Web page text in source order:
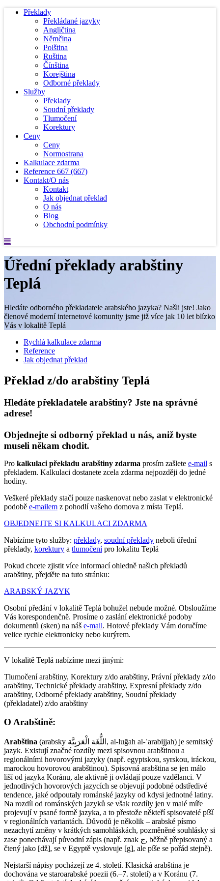
Překlady
Překládané jazyky
Angličtina
Němčina
Polština
Ruština
Čínština
Korejština
Odborné překlady
Služby
Překlady
Soudní překlady
Tlumočení
Korektury
Ceny
Ceny
Normostrana
Kalkulace zdarma
Reference 667 (667)
Kontakt/O nás
Kontakt
Jak objednat překlad
O nás
Blog
Obchodní podmínky
Úřední překlady arabštiny
Teplá
Hledáte odborného překladatele arabského jazyka? Našli jste! Jako
členové moderní internetové komunity jsme již více jak 10 let blízko
Vás v lokalitě Teplá
Rychlá kalkulace zdarma
Reference
Jak objednat překlad
Překlad z/do arabštiny Teplá
Hledáte překladatele arabštiny? Jste na správné
adrese!
Objednejte si odborný překlad u nás, aniž byste
museli někam chodit.
Pro kalkulaci překladu arabštiny zdarma prosím zašlete e-mail s
překladem. Kalkulaci dostanete zcela zdarma nejpozději do jedné
hodiny.
Veškeré překlady stačí pouze naskenovat nebo zaslat v elektronické
podobě e-mailem z pohodlí vašeho domova z místa Teplá.
OBJEDNEJTE SI KALKULACI ZDARMA
Nabízíme tyto služby: překlady, soudní překlady neboli úřední
překlady, korektury a tlumočenípro lokalitu Teplá
Pokud chcete zjistit více informací ohledně našich překladů
arabštiny, přejděte na tuto stránku:
ARABSKÝ JAZYK
Osobní předání v lokalitě Teplá bohužel nebude možné. Obsloužíme
Vás korespondenčně. Prosíme o zaslání elektronické podoby
dokumentů (sken) na náš e-mail. Hotové překlady Vám doručíme
velice rychle elektronicky nebo kurýrem.
V lokalitě Teplá nabízíme mezi jinými:
Tlumočení arabštiny, Korektury z/do arabštiny, Právní překlady z/do
arabštiny, Technické překlady arabštiny, Expresní překlady z/do
arabštiny, Odborné překlady arabštiny, Soudní překlady
(překladatel) z/do arabštiny
O Arabštině:
Arabština (arabsky اللُّغَة الْعَرَبِيَّة‎‎, al-luḡah al-ʿarabijjah) je semitský
jazyk. Existují značné rozdíly mezi spisovnou arabštinou a
regionálními hovorovými jazyky (např. egyptskou, syrskou, iráckou,
marockou hovorovou arabštinou). Spisovná arabština se jen málo
liší od jazyka Koránu, ale aktivně ji ovládají pouze vzdělanci. V
jednotlivých hovorových jazycích se objevují podobné odstředivé
tendence, jaké odpoutaly románské jazyky od kdysi jednotné latiny.
Na rozdíl od románských jazyků se však rozdíly jen v malé míře
projevují v psané formě jazyka, a to přestože někteří spisovatelé píší
v regionálních variantách. Důvodů je několik – arabské písmo
nezachytí změny v krátkých samohláskách, pozměněné souhlásky si
zase ponechávají původní zápis (např. znak ج, běžně přepisovaný a
čtený jako [dž], se v Egyptě vyslovuje [g], ale píše se pořád stejně).
Nejstarší nápisy pocházejí ze 4. století. Klasická arabština je
dochována ve staroarabské poezii (6.–7. století) a v Koránu (7.